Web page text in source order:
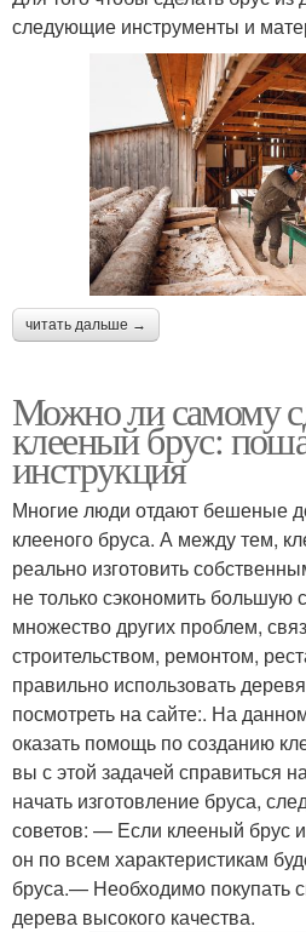
следующие инструменты и
читать дальше →
Можно ли самому
клееный брус:
инструкция
Многие люди отдают бешеные
клееного бруса. А между тем,
реально изготовить
не только сэкономить большую
множество других проблем,
строительством, ремонтом,
правильно использовать
посмотреть на сайте:. На
оказать помощь по созданию
вы с этой задачей справиться
начать изготовление бруса,
советов: — Если клееный брус
он по всем характеристикам
бруса.— Необходимо покупать
дерева высокого качества.